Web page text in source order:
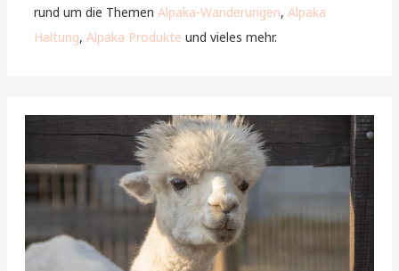
rund um die ThemenAlpaka-Wanderungen,Alpaka
Haltung,Alpaka Produkte und vieles mehr.